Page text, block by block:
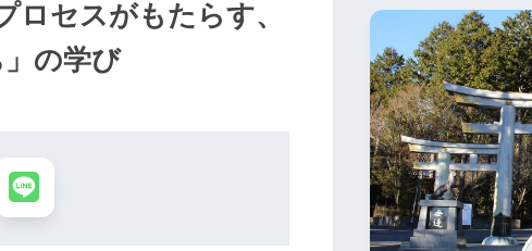
ロセスがもたらす、
の学び